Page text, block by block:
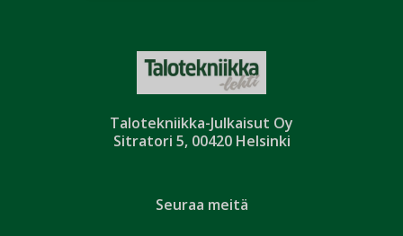
Talotekniikka-Julkaisut Oy
Sitratori 5, 00420 Helsinki
Seuraa meitä